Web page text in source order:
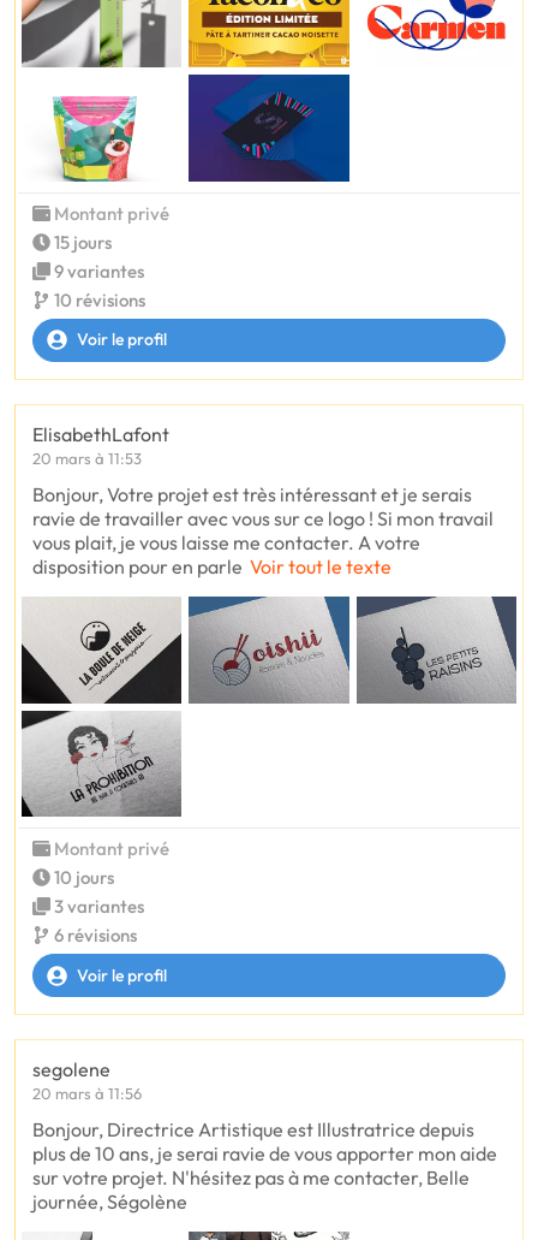
Montant privé
15 jours
9 variantes
10 révisions
Voir le profil
ElisabethLafont
20 mars à 11:53
Bonjour, Votre projet est très intéressant et je serais
ravie de travailler avec vous sur ce logo ! Si mon travail
vous plait, je vous laisse me contacter. A votre
disposition pour en parle Voir tout le texte
Montant privé
10 jours
3 variantes
6 révisions
Voir le profil
segolene
20 mars à 11:56
Bonjour, Directrice Artistique est Illustratrice depuis
plus de 10 ans, je serai ravie de vous apporter mon aide
sur votre projet. N'hésitez pas à me contacter, Belle
journée, Ségolène